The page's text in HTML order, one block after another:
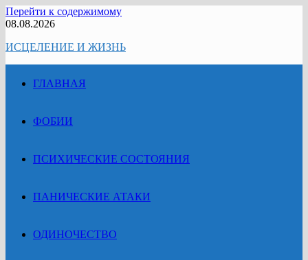
Перейти к содержимому
08.08.2026
ИСЦЕЛЕНИЕ И ЖИЗНЬ
ГЛАВНАЯ
ФОБИИ
ПСИХИЧЕСКИЕ СОСТОЯНИЯ
ПАНИЧЕСКИЕ АТАКИ
ОДИНОЧЕСТВО